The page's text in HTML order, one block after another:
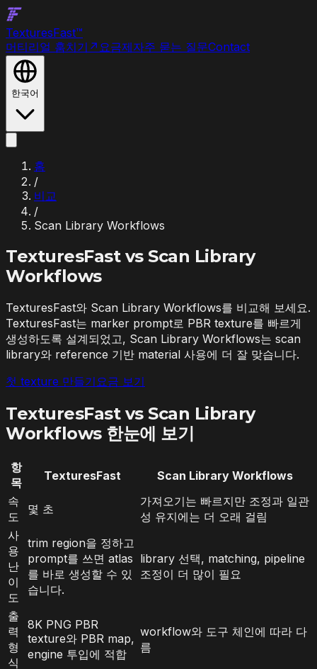
TexturesFast™
머티리얼 훔치기 ↗ 요금제자주 묻는 질문Contact
한국어
홈
/
비교
/
Scan Library Workflows
TexturesFast vs Scan Library
Workflows
TexturesFast와 Scan Library Workflows를 비교해 보세요.
TexturesFast는 marker prompt로 PBR texture를 빠르게
생성하도록 설계되었고, Scan Library Workflows는 scan
library와 reference 기반 material 사용에 더 잘 맞습니다.
첫 texture 만들기 요금 보기
TexturesFast vs Scan Library
Workflows 한눈에 보기
항
목
TexturesFast
Scan Library Workflows
속
도
몇 초
가져오기는 빠르지만 조정과 일관
성 유지에는 더 오래 걸림
사
용
난
이
도
trim region을 정하고
prompt를 쓰면 atlas
를 바로 생성할 수 있
습니다.
library 선택, matching, pipeline
조정이 더 많이 필요
출
력
형
식
8K PNG PBR
texture와 PBR map,
engine 투입에 적합
workflow와 도구 체인에 따라 다
름